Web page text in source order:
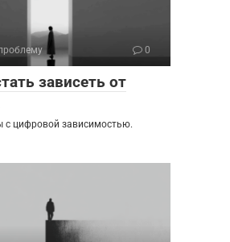
0
зависеть от
с цифровой зависимостью.